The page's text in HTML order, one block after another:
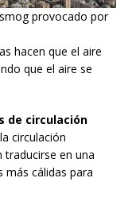
provocado por
hacen que el aire
que el aire se
de circulación
circulación
en una
más cálidas para